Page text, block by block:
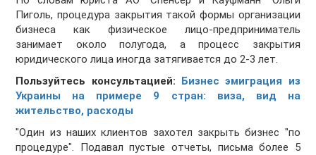
Пиголь, процедура закрытия такой формы организации
бизнеса как физическое лицо-предприниматель
занимает около полугода, а процесс закрытия
юридического лица иногда затягивается до 2-3 лет.
Пользуйтесь консультацией: Бизнес эмиграция из
Украины на примере 9 стран: виза, вид на
жительство, расходы
"Один из наших клиентов захотел закрыть бизнес "по
процедуре". Подавал пустые отчеты, письма более 5